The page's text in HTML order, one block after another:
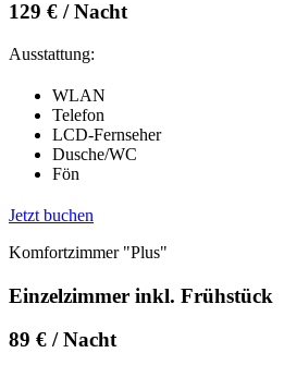
129 € / Nacht
Ausstattung:
WLAN
Telefon
LCD-Fernseher
Dusche/WC
Fön
Jetzt buchen
Komfortzimmer "Plus"
Einzelzimmer inkl. Frühstück
89 € / Nacht